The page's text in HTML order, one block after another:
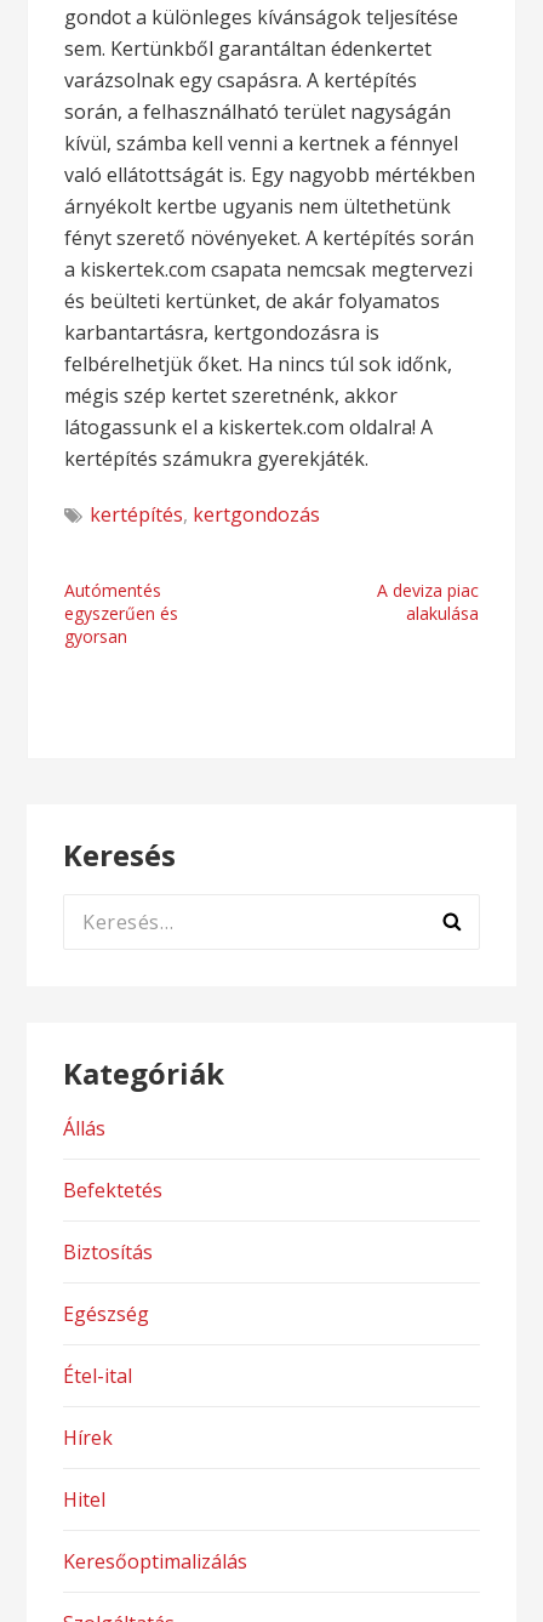
gondot a különleges kívánságok teljesítése
sem. Kertünkből garantáltan édenkertet
varázsolnak egy csapásra. A kertépítés
során, a felhasználható terület nagyságán
kívül, számba kell venni a kertnek a fénnyel
való ellátottságát is. Egy nagyobb mértékben
árnyékolt kertbe ugyanis nem ültethetünk
fényt szerető növényeket. A kertépítés során
a kiskertek.com csapata nemcsak megtervezi
és beülteti kertünket, de akár folyamatos
karbantartásra, kertgondozásra is
felbérelhetjük őket. Ha nincs túl sok időnk,
mégis szép kertet szeretnénk, akkor
látogassunk el a kiskertek.com oldalra! A
kertépítés számukra gyerekjáték.
kertépítés, kertgondozás
Bejegyzés
navigáció
Autómentés
egyszerűen és
gyorsan
A deviza piac
alakulása
Keresés
Keresés:
Kategóriák
Állás
Befektetés
Biztosítás
Egészség
Étel-ital
Hírek
Hitel
Keresőoptimalizálás